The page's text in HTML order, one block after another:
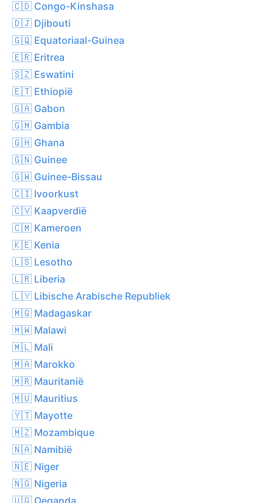
🇨🇩 Congo-Kinshasa
🇩🇯 Djibouti
🇬🇶 Equatoriaal-Guinea
🇪🇷 Eritrea
🇸🇿 Eswatini
🇪🇹 Ethiopië
🇬🇦 Gabon
🇬🇲 Gambia
🇬🇭 Ghana
🇬🇳 Guinee
🇬🇼 Guinee-Bissau
🇨🇮 Ivoorkust
🇨🇻 Kaapverdië
🇨🇲 Kameroen
🇰🇪 Kenia
🇱🇸 Lesotho
🇱🇷 Liberia
🇱🇾 Libische Arabische Republiek
🇲🇬 Madagaskar
🇲🇼 Malawi
🇲🇱 Mali
🇲🇦 Marokko
🇲🇷 Mauritanië
🇲🇺 Mauritius
🇾🇹 Mayotte
🇲🇿 Mozambique
🇳🇦 Namibië
🇳🇪 Niger
🇳🇬 Nigeria
🇺🇬 Oeganda